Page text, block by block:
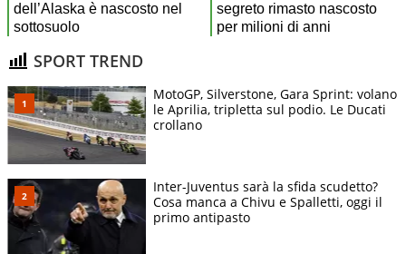
SPORT TREND
MotoGP, Silverstone, Gara Sprint: volano
le Aprilia, tripletta sul podio. Le Ducati
crollano
Inter-Juventus sarà la sfida scudetto?
Cosa manca a Chivu e Spalletti, oggi il
primo antipasto